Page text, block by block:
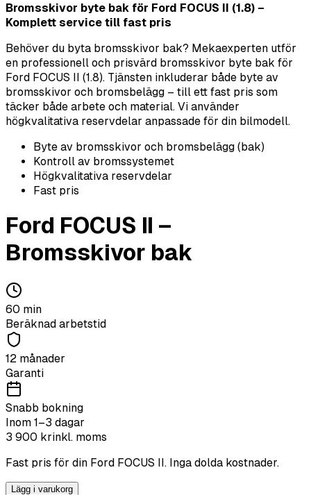
Bromsskivor byte bak för Ford FOCUS II (1.8) –
Komplett service till fast pris
Behöver du byta bromsskivor bak? Mekaexperten utför
en professionell och prisvärd bromsskivor byte bak för
Ford FOCUS II (1.8). Tjänsten inkluderar både byte av
bromsskivor och bromsbelägg – till ett fast pris som
täcker både arbete och material. Vi använder
högkvalitativa reservdelar anpassade för din bilmodell.
Byte av bromsskivor och bromsbelägg (bak)
Kontroll av bromssystemet
Högkvalitativa reservdelar
Fast pris
Ford FOCUS II –
Bromsskivor bak
60 min
Beräknad arbetstid
12 månader
Garanti
Snabb bokning
Inom 1–3 dagar
3 900 krinkl. moms
Fast pris för din Ford FOCUS II. Inga dolda kostnader.
Lägg i varukorg